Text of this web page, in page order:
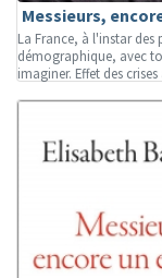
Messieurs,
La France, à l'instar des
démographique, avec
imaginer. Effet des